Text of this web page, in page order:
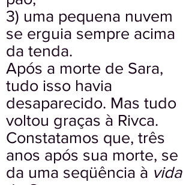
3) uma pequena nuvem
se erguia sempre acima
da tenda.
Após a morte de Sara,
tudo isso havia
desaparecido. Mas tudo
voltou graças à Rivca.
Constatamos que, três
anos após sua morte, se
da uma seqüência à vida